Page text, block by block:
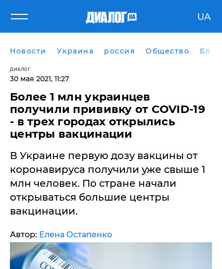
UA
Новости Украина россия Общество
ДИАЛОГ
30 мая 2021, 11:27
​Более 1 млн украинцев
получили прививку от COVID-19
- в трех городах открылись
центры вакцинации
В Украине первую дозу вакцины от
коронавируса получили уже свыше 1
млн человек. По стране начали
открываться большие центры
вакцинации.
Автор: Елена Остапенко